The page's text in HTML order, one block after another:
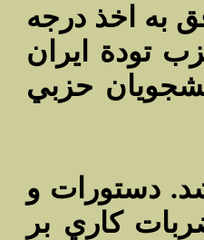
به اخذ درجه
تودة ايران
حزبي
‌شد. دستورات و
كاري بر